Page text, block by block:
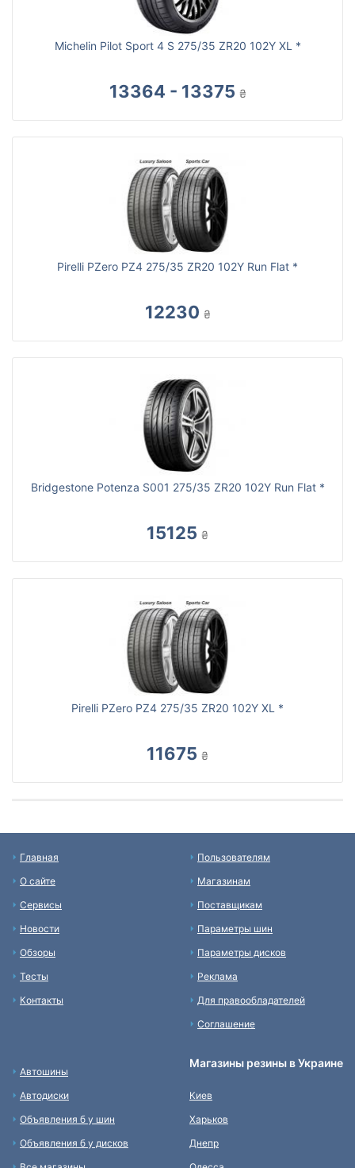
Michelin Pilot Sport 4 S 275/35 ZR20 102Y XL *
13364 - 13375 ₴
Pirelli PZero PZ4 275/35 ZR20 102Y Run Flat *
12230 ₴
Bridgestone Potenza S001 275/35 ZR20 102Y Run Flat *
15125 ₴
Pirelli PZero PZ4 275/35 ZR20 102Y XL *
11675 ₴
Главная
О сайте
Сервисы
Новости
Обзоры
Тесты
Контакты
Пользователям
Магазинам
Поставщикам
Параметры шин
Параметры дисков
Реклама
Для правообладателей
Соглашение
Автошины
Автодиски
Объявления б у шин
Объявления б у дисков
Магазины резины в Украине
Киев
Харьков
Днепр